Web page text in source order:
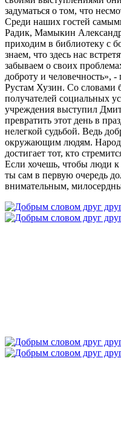
задуматься о том, что
Среди наших гостей
Радик, Мамыкин
приходим в библиотеку с
знаем, что здесь нас
забываем о своих
доброту и человечность»,
Рустам Хузин. Со словами
получателей социальных
учреждения выступил
превратить этот день в
нелегкой судьбой. Ведь
окружающим людям.
достигает тот, кто
Если хочешь, чтобы люди к
ты сам в первую очередь
внимательным,